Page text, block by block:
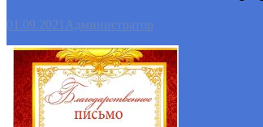
01.09.2021 Администратор